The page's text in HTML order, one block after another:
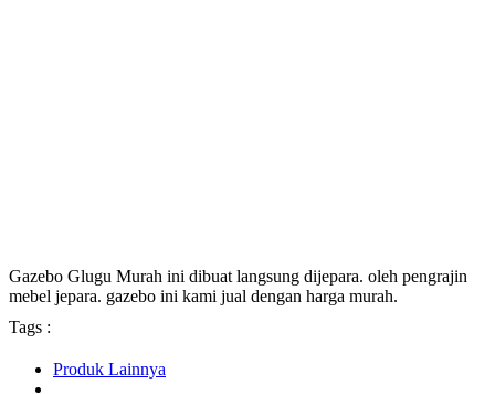
Gazebo Glugu Murah ini dibuat langsung dijepara. oleh pengrajin
mebel jepara. gazebo ini kami jual dengan harga murah.
Tags :
Produk Lainnya